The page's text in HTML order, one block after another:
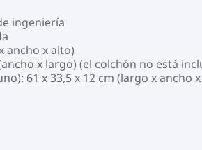
ingeniería
ancho x alto)
x largo) (el colchón no está
61 x 33,5 x 12 cm (largo x ancho